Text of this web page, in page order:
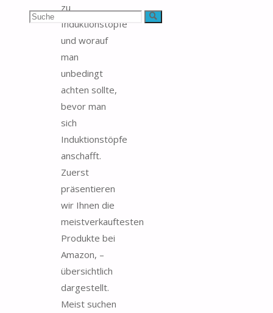
Suchen Suche
zu
Induktionstöpfe
und worauf
man
unbedingt
achten sollte,
bevor man
sich
Induktionstöpfe
anschafft.
Zuerst
präsentieren
wir Ihnen die
meistverkauftesten
Produkte bei
Amazon, –
übersichtlich
dargestellt.
Meist suchen